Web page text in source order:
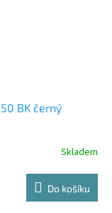
BK černý
Skladem
Do košíku